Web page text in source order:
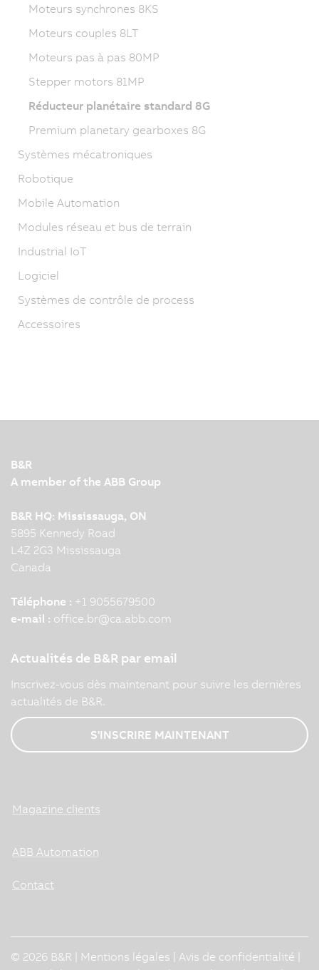
Moteurs synchrones 8KS
Moteurs couples 8LT
Moteurs pas à pas 80MP
Stepper motors 81MP
Réducteur planétaire standard 8G
Premium planetary gearboxes 8G
Systèmes mécatroniques
Robotique
Mobile Automation
Modules réseau et bus de terrain
Industrial IoT
Logiciel
Systèmes de contrôle de process
Accessoires
B&R
A member of the ABB Group
B&R HQ: Mississauga, ON
5895 Kennedy Road
L4Z 2G3 Mississauga
Canada
Téléphone : +1 9055679500
e-mail : office.br@ca.abb.com
Actualités de B&R par email
Inscrivez-vous dès maintenant pour suivre les dernières
actualités de B&R.
S'INSCRIRE MAINTENANT
Magazine clients
ABB Automation
Contact
© 2026 B&R | Mentions légales Avis de confidentialité